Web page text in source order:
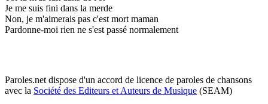
Je me suis fini dans la merde
Non, je m'aimerais pas c'est mort maman
Pardonne-moi rien ne s'est passé normalement
Paroles.net dispose d'un accord de licence de paroles de chansons
avec la Société des Editeurs et Auteurs de Musique (SEAM)